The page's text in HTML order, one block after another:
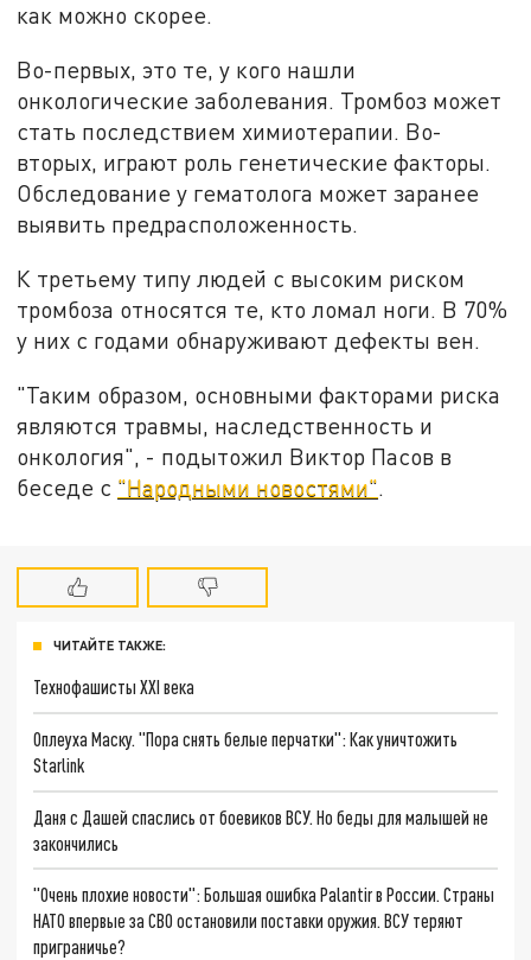
как можно скорее.
Во-первых, это те, у кого нашли
онкологические заболевания. Тромбоз может
стать последствием химиотерапии. Во-
вторых, играют роль генетические факторы.
Обследование у гематолога может заранее
выявить предрасположенность.
К третьему типу людей с высоким риском
тромбоза относятся те, кто ломал ноги. В 70%
у них с годами обнаруживают дефекты вен.
"Таким образом, основными факторами риска
являются травмы, наследственность и
онкология", - подытожил Виктор Пасов в
беседе с "Народными новостями"
ЧИТАЙТЕ ТАКЖЕ:
Технофашисты XXI века
Оплеуха Маску. "Пора снять белые перчатки": Как уничтожить
Starlink
Даня с Дашей спаслись от боевиков ВСУ. Но беды для малышей не
закончились
"Очень плохие новости": Большая ошибка Palantir в России. Страны
НАТО впервые за СВО остановили поставки оружия. ВСУ теряют
приграничье?